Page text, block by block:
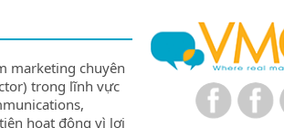
marketing chuyên
trong lĩnh vực
hoạt động vì lợi